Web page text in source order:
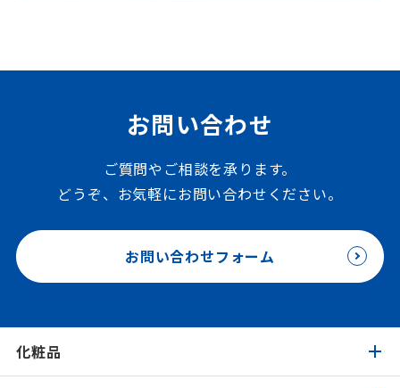
お問い合わせ
ご質問やご相談を承ります。
どうぞ、お気軽にお問い合わせください。
お問い合わせフォーム
化粧品